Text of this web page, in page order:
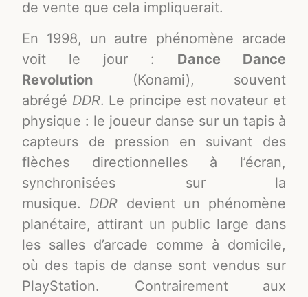
de vente que cela impliquerait.
En 1998, un autre phénomène arcade
voit le jour : Dance Dance
Revolution (Konami), souvent
abrégé DDR. Le principe est novateur et
physique : le joueur danse sur un tapis à
capteurs de pression en suivant des
flèches directionnelles à l’écran,
synchronisées sur la
musique. DDR devient un phénomène
planétaire, attirant un public large dans
les salles d’arcade comme à domicile,
où des tapis de danse sont vendus sur
PlayStation. Contrairement aux